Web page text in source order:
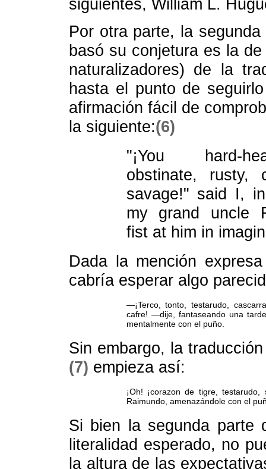
siguientes, William L.
Por otra parte, la
basó su conjetura es la
naturalizadores) de la
hasta el punto de
afirmación fácil de
la siguiente:(6)
"¡You hard-
obstinate, rusty,
savage!" said I,
my grand uncle
fist at him in
Dada la mención
cabría esperar algo
—¡Terco, tonto, testarudo,
cafre! —dije, fantaseando una
mentalmente con el puño.
Sin embargo, la
(7) empieza así:
¡Oh! ¡corazon de tigre,
Raimundo, amenazándole con el
Si bien la segunda parte
literalidad esperado, no
la altura de las